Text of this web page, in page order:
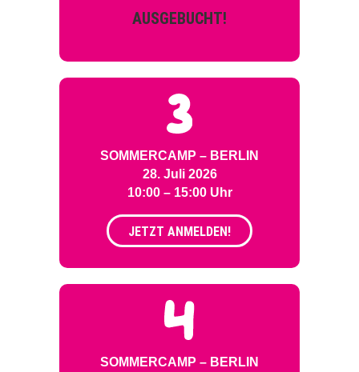
AUSGEBUCHT!
SOMMERCAMP – BERLIN
28. Juli 2026
10:00 – 15:00 Uhr
JETZT ANMELDEN!
SOMMERCAMP – BERLIN